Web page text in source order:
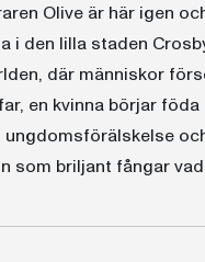
Olive är här igen
den lilla staden
där människor
en kvinna börjar
som briljant fångar